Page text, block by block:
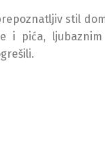
stil
i pića,